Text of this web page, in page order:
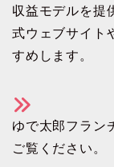
収益モデルを提
式ウェブサイト
すめします。
ゆで太郎フラン
ご覧ください。